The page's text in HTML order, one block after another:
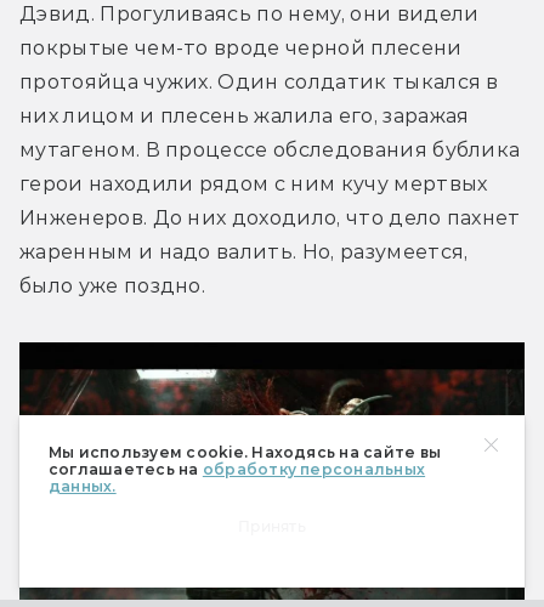
Мы используем cookie. Находясь на сайте вы
соглашаетесь на обработку персональных
данных.
Дэвид. Прогуливаясь по нему, они видели
покрытые чем-то вроде черной плесени
протояйца чужих. Один солдатик тыкался в
них лицом и плесень жалила его, заражая
мутагеном. В процессе обследования бублика
герои находили рядом с ним кучу мертвых
Инженеров. До них доходило, что дело пахнет
жаренным и надо валить. Но, разумеется,
было уже поздно.